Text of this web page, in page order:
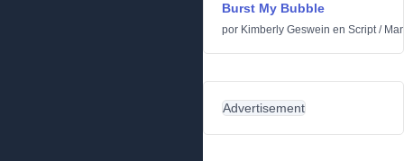
Burst My Bubble
por Kimberly Geswein en Script/
Advertisement